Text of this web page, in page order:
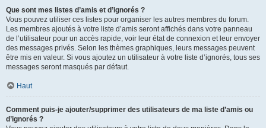
Que sont mes listes d’amis et d’ignorés ?
Vous pouvez utiliser ces listes pour organiser les autres membres du forum.
Les membres ajoutés à votre liste d’amis seront affichés dans votre panneau
de l’utilisateur pour un accès rapide, voir leur état de connexion et leur envoyer
des messages privés. Selon les thèmes graphiques, leurs messages peuvent
être mis en valeur. Si vous ajoutez un utilisateur à votre liste d’ignorés, tous ses
messages seront masqués par défaut.
Haut
Comment puis-je ajouter/supprimer des utilisateurs de ma liste d’amis ou
d’ignorés ?